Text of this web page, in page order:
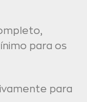
para os
para